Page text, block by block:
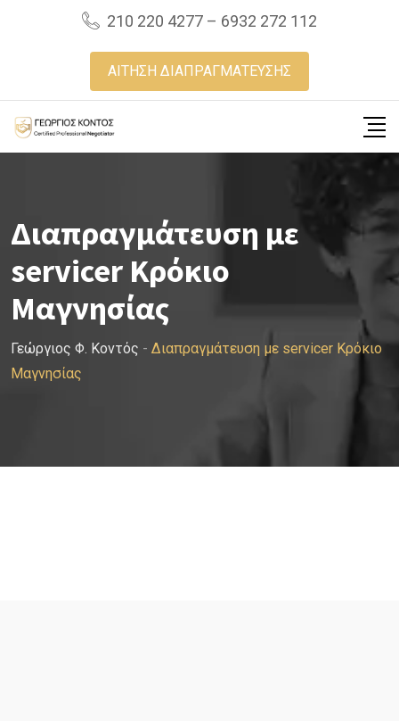
210 220 4277 – 6932 272 112
ΑΙΤΗΣΗ ΔΙΑΠΡΑΓΜΑΤΕΥΣΗΣ
Διαπραγμάτευση με
servicer Κρόκιο
Μαγνησίας
Γεώργιος Φ. Κοντός - Διαπραγμάτευση με servicer Κρόκιο
Μαγνησίας